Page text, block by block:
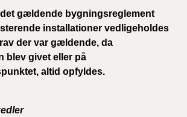
gældende bygningsreglement
installationer vedligeholdes
der var gældende, da
blev givet eller på
altid opfyldes.